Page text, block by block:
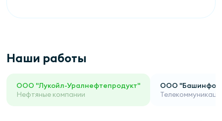
Наши работы
ООО "Лукойл-Уралнефтепродукт"
Нефтяные компании
ООО